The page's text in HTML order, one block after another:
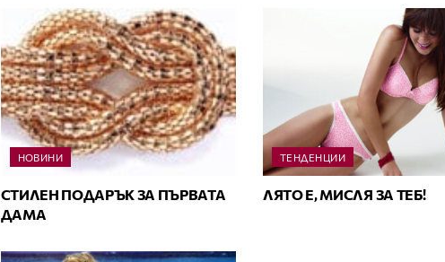
НОВИНИ
СТИЛЕН ПОДАРЪК ЗА ПЪРВАТА
ДАМА
ТЕНДЕНЦИИ
ЛЯТО E, МИСЛЯ ЗА ТЕБ!